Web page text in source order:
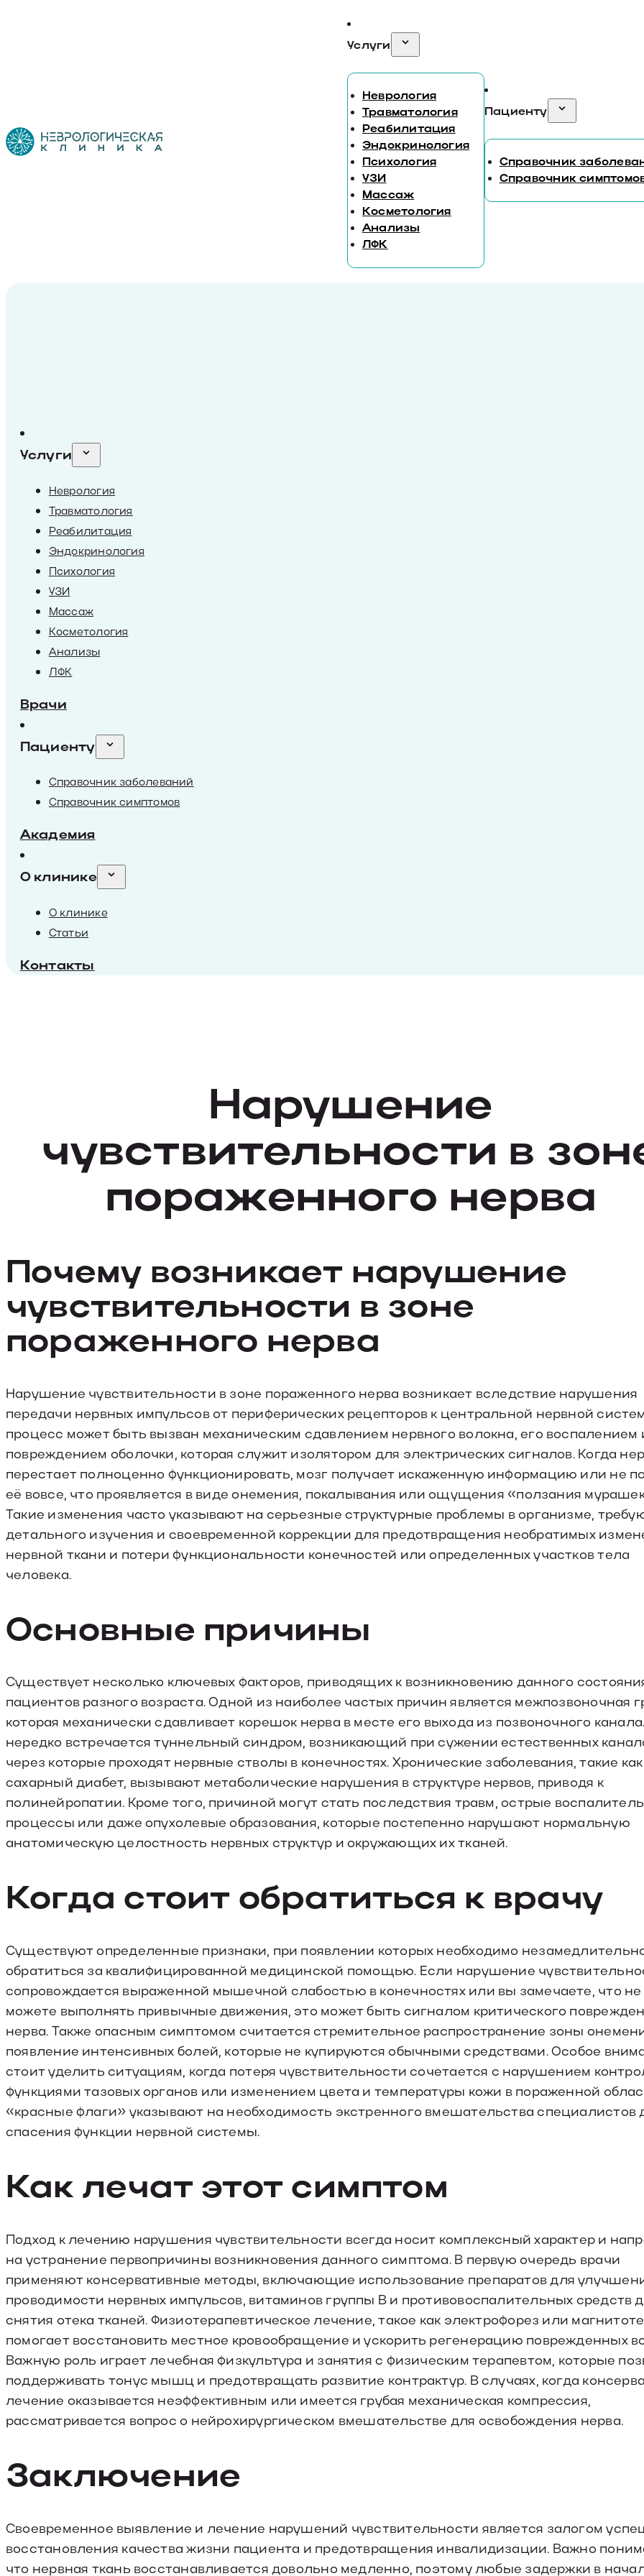
Услуги
Неврология
Травматология
Реабилитация
Эндокринология
Психология
УЗИ
Массаж
Косметология
Анализы
ЛФК
Пациенту
Справочник
Справочник
Услуги
Неврология
Травматология
Реабилитация
Эндокринология
Психология
УЗИ
Массаж
Косметология
Анализы
ЛФК
Врачи
Пациенту
Справочник заболеваний
Справочник симптомов
Академия
О клинике
О клинике
Статьи
Контакты
Нарушение
чувствительности в
пораженного нерва
Почему возникает нарушение
чувствительности в зоне
пораженного нерва
Нарушение чувствительности в зоне пораженного нерва возникает вследствие нарушения
передачи нервных импульсов от периферических рецепторов к центральной нервной
процесс может быть вызван механическим сдавлением нервного волокна, его воспалением
повреждением оболочки, которая служит изолятором для электрических сигналов. Когда
перестает полноценно функционировать, мозг получает искаженную информацию или не
её вовсе, что проявляется в виде онемения, покалывания или ощущения «ползания
Такие изменения часто указывают на серьезные структурные проблемы в организме,
детального изучения и своевременной коррекции для предотвращения необратимых
нервной ткани и потери функциональности конечностей или определенных участков тела
человека.
Основные причины
Существует несколько ключевых факторов, приводящих к возникновению данного
пациентов разного возраста. Одной из наиболее частых причин является межпозвоночная
которая механически сдавливает корешок нерва в месте его выхода из позвоночного
нередко встречается туннельный синдром, возникающий при сужении естественных
через которые проходят нервные стволы в конечностях. Хронические заболевания, такие как
сахарный диабет, вызывают метаболические нарушения в структуре нервов, приводя к
полинейропатии. Кроме того, причиной могут стать последствия травм, острые
процессы или даже опухолевые образования, которые постепенно нарушают нормальную
анатомическую целостность нервных структур и окружающих их тканей.
Когда стоит обратиться к врачу
Существуют определенные признаки, при появлении которых необходимо
обратиться за квалифицированной медицинской помощью. Если нарушение
сопровождается выраженной мышечной слабостью в конечностях или вы замечаете, что не
можете выполнять привычные движения, это может быть сигналом критического
нерва. Также опасным симптомом считается стремительное распространение зоны
появление интенсивных болей, которые не купируются обычными средствами. Особое
стоит уделить ситуациям, когда потеря чувствительности сочетается с нарушением
функциями тазовых органов или изменением цвета и температуры кожи в пораженной
«красные флаги» указывают на необходимость экстренного вмешательства специалистов
спасения функции нервной системы.
Как лечат этот симптом
Подход к лечению нарушения чувствительности всегда носит комплексный характер и
на устранение первопричины возникновения данного симптома. В первую очередь врачи
применяют консервативные методы, включающие использование препаратов для
проводимости нервных импульсов, витаминов группы B и противовоспалительных средств
снятия отека тканей. Физиотерапевтическое лечение, такое как электрофорез или
помогает восстановить местное кровообращение и ускорить регенерацию поврежденных
Важную роль играет лечебная физкультура и занятия с физическим терапевтом, которые
поддерживать тонус мышц и предотвращать развитие контрактур. В случаях, когда
лечение оказывается неэффективным или имеется грубая механическая компрессия,
рассматривается вопрос о нейрохирургическом вмешательстве для освобождения нерва.
Заключение
Своевременное выявление и лечение нарушений чувствительности является залогом
восстановления качества жизни пациента и предотвращения инвалидизации. Важно
что нервная ткань восстанавливается довольно медленно, поэтому любые задержки в